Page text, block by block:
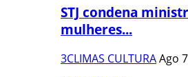
STJ condena
mulheres...
3CLIMAS CULTURAAgo